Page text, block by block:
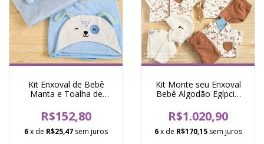
Kit Enxoval de Bebê
Manta e Toalha de
Simon Azul
R$152,80
6x de R$25,47 sem juros
Kit Monte seu Enxoval
Bebê Algodão Egípcio
Caramelo
R$1.020,90
6 x de R$170,15 sem juros